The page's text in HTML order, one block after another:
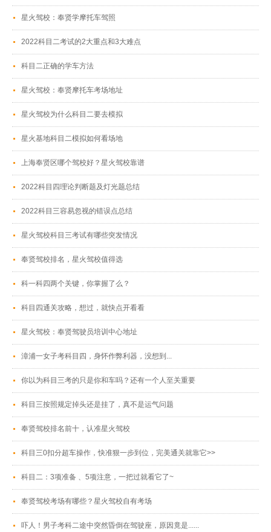
星火驾校：奉贤学摩托车驾照
2022科目二考试的2大重点和3大难点
科目二正确的学车方法
星火驾校：奉贤摩托车考场地址
星火驾校为什么科目二要去模拟
星火基地科目二模拟如何看场地
上海奉贤区哪个驾校好？星火驾校靠谱
2022科目四理论判断题及灯光题总结
2022科目三容易忽视的错误点总结
星火驾校科目三考试有哪些突发情况
奉贤驾校排名，星火驾校值得选
科一科四两个关键，你掌握了么？
科目四通关攻略，想过，就快点开看看
星火驾校：奉贤驾驶员培训中心地址
漳浦一女子考科目四，身怀作弊利器，没想到...
你以为科目三考的只是你和车吗？还有一个人至关重要
科目三按照规定掉头还是挂了，真不是运气问题
奉贤驾校排名前十，认准星火驾校
科目三0扣分超车操作，快准狠一步到位，完美通关就靠它>>
科目二：3项准备 、5项注意，一把过就看它了~
奉贤驾校考场有哪些？星火驾校自有考场
吓人！男子考科二途中突然昏倒在驾驶座，原因竟是......